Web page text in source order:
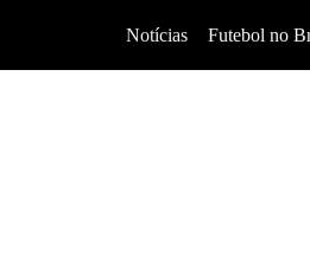
Notícias Futebol no